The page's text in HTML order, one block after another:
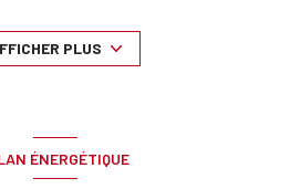
des commerces et de
sus.
PLUS
ÉNERGÉTIQUE